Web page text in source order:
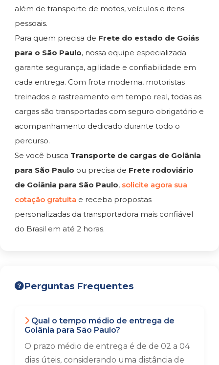
além de transporte de motos, veículos e itens
pessoais.
Para quem precisa de Frete do estado de Goiás
para o São Paulo, nossa equipe especializada
garante segurança, agilidade e confiabilidade em
cada entrega. Com frota moderna, motoristas
treinados e rastreamento em tempo real, todas as
cargas são transportadas com seguro obrigatório e
acompanhamento dedicado durante todo o
percurso.
Se você busca Transporte de cargas de Goiânia
para São Paulo ou precisa de Frete rodoviário
de Goiânia para São Paulo, solicite agora sua
cotação gratuita e receba propostas
personalizadas da transportadora mais confiável
do Brasil em até 2 horas.
Perguntas Frequentes
Qual o tempo médio de entrega de
Goiânia para São Paulo?
O prazo médio de entrega é de de 02 a 04
dias úteis, considerando uma distância de